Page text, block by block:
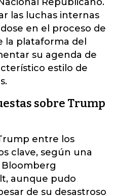
las luchas internas
en el proceso de
la plataforma del
su agenda de
estilo de
sobre Trump
entre los
clave, según una
aunque pudo
de su desastroso